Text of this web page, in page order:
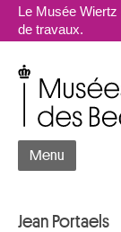
Le Musée
de travaux.
Menu
Jean Portaels